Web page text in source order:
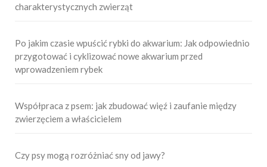
charakterystycznych zwierząt
Po jakim czasie wpuścić rybki do akwarium: Jak odpowiednio
przygotować i cyklizować nowe akwarium przed
wprowadzeniem rybek
Współpraca z psem: jak zbudować więź i zaufanie między
zwierzęciem a właścicielem
Czy psy mogą rozróżniać sny od jawy?